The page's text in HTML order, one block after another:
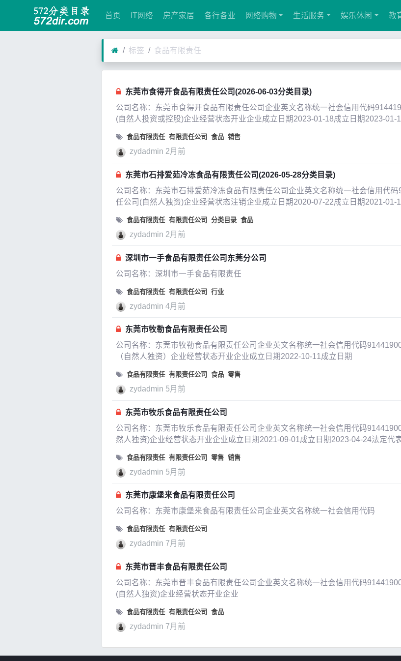
首页 IT网络 房产家居 各行各业 网络购物 生活服务 娱乐休闲 教
标签 食品有限责任
东莞市食得开食品有限责任公司(2026-06-03分类目录)
公司名称：东莞市食得开食品有限责任公司企业英文名称统一社会信用代码
(自然人投资或控股)企业经营状态开业企业成立日期2023-01-18成立日期2023-01-
食品有限责任 有限责任公司 食品 销售
zydadmin 2月前
东莞市石排爱茹冷冻食品有限责任公司(2026-05-28分类目录)
公司名称：东莞市石排爱茹冷冻食品有限责任公司企业英文名称统一社会信用代
任公司(自然人独资)企业经营状态注销企业成立日期2020-07-22成立日期2021-01-
食品有限责任 有限责任公司 分类目录 食品
zydadmin 2月前
深圳市一手食品有限责任公司东莞分公司
公司名称：深圳市一手食品有限责任
食品有限责任 有限责任公司 行业
zydadmin 4月前
东莞市牧勒食品有限责任公司
公司名称：东莞市牧勒食品有限责任公司企业英文名称统一社会信用代码
（自然人独资）企业经营状态开业企业成立日期2022-10-11成立日期
食品有限责任 有限责任公司 食品 零售
zydadmin 5月前
东莞市牧乐食品有限责任公司
公司名称：东莞市牧乐食品有限责任公司企业英文名称统一社会信用代码
然人独资)企业经营状态开业企业成立日期2021-09-01成立日期2023-04-24法定代
食品有限责任 有限责任公司 零售 销售
zydadmin 5月前
东莞市康堡来食品有限责任公司
公司名称：东莞市康堡来食品有限责任公司企业英文名称统一社会信用代码
食品有限责任 有限责任公司
zydadmin 7月前
东莞市晋丰食品有限责任公司
公司名称：东莞市晋丰食品有限责任公司企业英文名称统一社会信用代码
(自然人独资)企业经营状态开业企业
食品有限责任 有限责任公司 食品
zydadmin 7月前